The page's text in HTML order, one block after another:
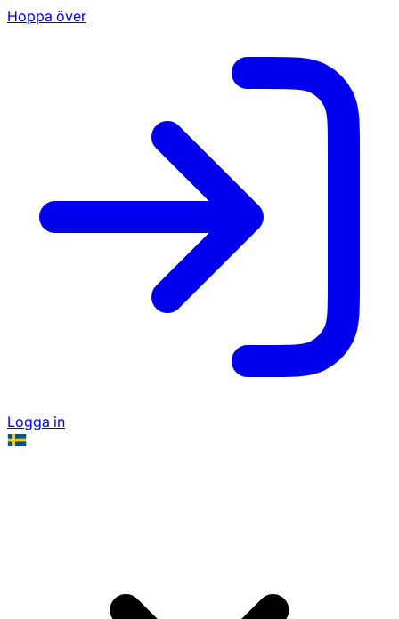
Hoppa över
Logga in